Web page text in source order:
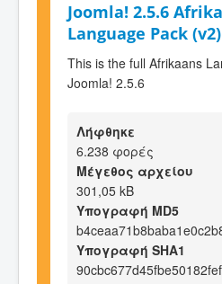
Joomla! 2.5.6
Language Pack (v2)
This is the full Afrikaans
Joomla! 2.5.6
Λήφθηκε
6.238 φορές
Μέγεθος αρχείου
301,05 kB
Υπογραφή MD5
Υπογραφή SHA1